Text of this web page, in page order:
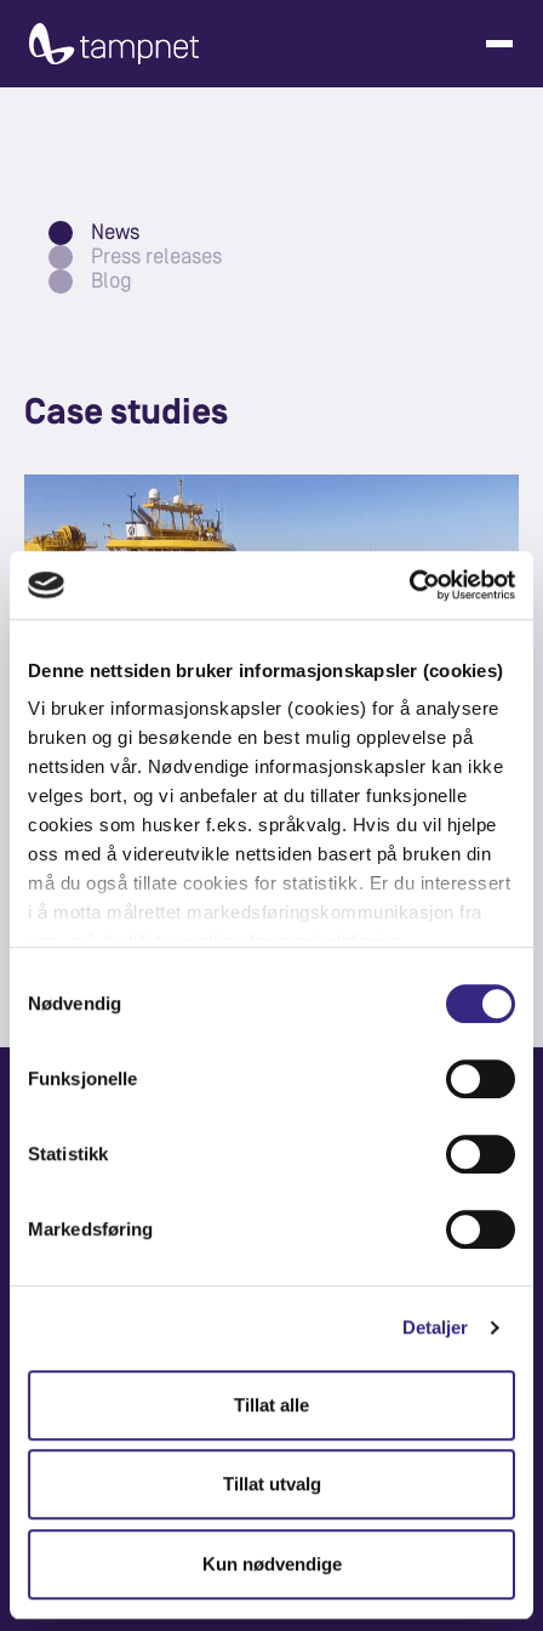
Denne nettsiden bruker informasjonskapsler (cookies)
Vi bruker informasjonskapsler (cookies) for å analysere
bruken og gi besøkende en best mulig opplevelse på
nettsiden vår. Nødvendige informasjonskapsler kan ikke
velges bort, og vi anbefaler at du tillater funksjonelle
cookies som husker f.eks. språkvalg. Hvis du vil hjelpe
oss med å videreutvikle nettsiden basert på bruken din
må du også tillate cookies for statistikk. Er du interessert
i å motta målrettet markedsføringskommunikasjon fra
Nødvendig
Funksjonelle
Statistikk
Markedsføring
Detaljer
Tillat alle
Tillat utvalg
Kun nødvendige
News
Press releases
Blog
Case studies
- LTE MARITIME - NORTH SEA -OIL & GAS REMOTE CONTROL
-
SUBSEA -ROV
"From VHS to HD video": Allowing
for real-time decisions
News and Events
Carrier
Contact
Partners Europe